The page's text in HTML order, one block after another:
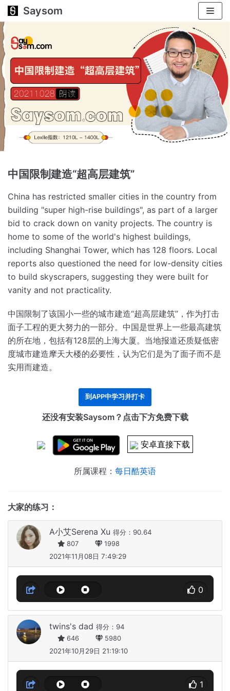
跳
正
文
Saysom
中国限制建造“超高层建筑”
China has restricted smaller cities in the country from
building "super high-rise buildings", as part of a larger
bid to crack down on vanity projects. The country is
home to some of the world's highest buildings,
including Shanghai Tower, which has 128 floors. Local
reports also questioned the need for low-density cities
to build skyscrapers, suggesting they were built for
vanity and not practicality.
中国限制了该国小一些的城市建造“超高层建筑”，作为打击
面子工程的更大努力的一部分。 中国是世界上一些最高建筑
的所在地，包括有128层的上海大厦。 当地报道还质疑低密
度城市建造摩天大楼的必要性，认为它们是为了面子而不是
实用而建造。
到APP中学习并打卡
还没有安装Saysom？点击下方免费下载
安卓直接下载
所属课程： 每日酷英语
大家的练习：
A小艾Serena Xu 得分：90.64
807 1998
2021年11月08日 7:49:29
0
twins's dad 得分：94
646 5980
2021年10月29日 21:19:10
1